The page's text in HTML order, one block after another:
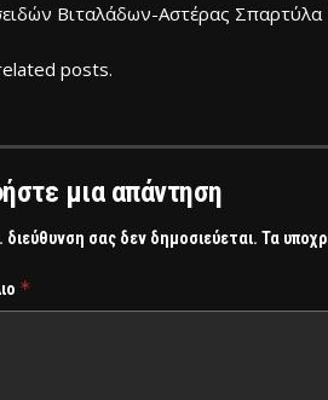
Βιταλάδων-Αστέρας Σπαρτύλα
posts.
μια απάντηση
διεύθυνση σας δεν δημοσιεύεται. Τα
*